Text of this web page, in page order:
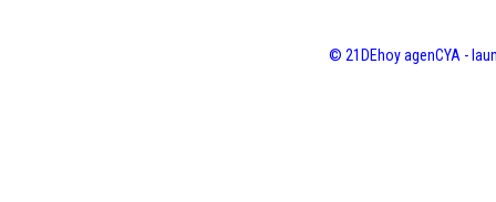
© 21DEhoy agenCYA -